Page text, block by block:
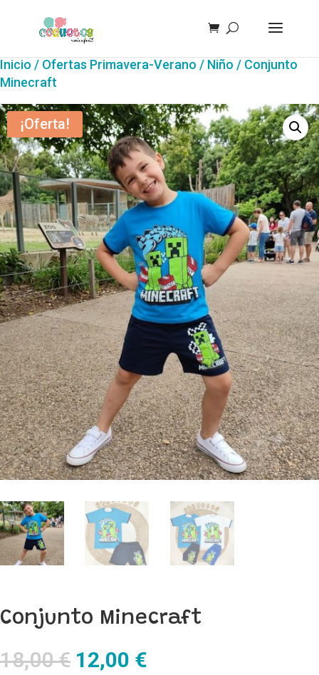
Inicio / Ofertas Primavera-Verano / Niño / Conjunto
Minecraft
¡Oferta!
Conjunto Minecraft
18,00€ El
12,00 €